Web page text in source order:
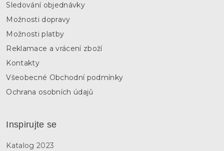
Sledování objednávky
Možnosti dopravy
Možnosti platby
Reklamace a vrácení zboží
Kontakty
Všeobecné Obchodní podmínky
Ochrana osobních údajů
Inspirujte se
Katalog 2023